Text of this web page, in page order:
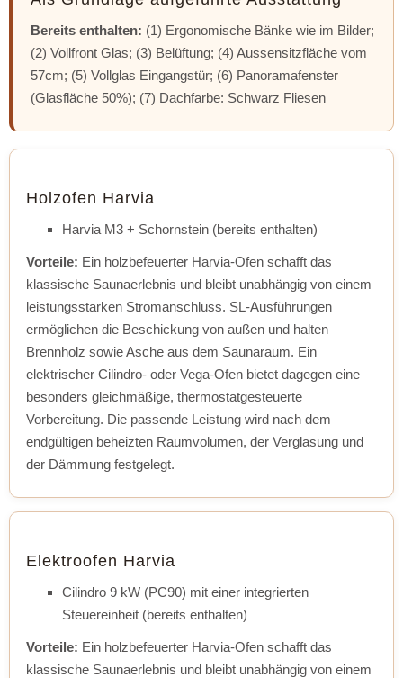
Bereits enthalten: (1) Ergonomische Bänke wie im Bilder;
(2) Vollfront Glas; (3) Belüftung; (4) Aussensitzfläche vom
57cm; (5) Vollglas Eingangstür; (6) Panoramafenster
(Glasfläche 50%); (7) Dachfarbe: Schwarz Fliesen
Holzofen Harvia
Harvia M3 + Schornstein (bereits enthalten)
Vorteile: Ein holzbefeuerter Harvia-Ofen schafft das
klassische Saunaerlebnis und bleibt unabhängig von einem
leistungsstarken Stromanschluss. SL-Ausführungen
ermöglichen die Beschickung von außen und halten
Brennholz sowie Asche aus dem Saunaraum. Ein
elektrischer Cilindro- oder Vega-Ofen bietet dagegen eine
besonders gleichmäßige, thermostatgesteuerte
Vorbereitung. Die passende Leistung wird nach dem
endgültigen beheizten Raumvolumen, der Verglasung und
der Dämmung festgelegt.
Elektroofen Harvia
Cilindro 9 kW (PC90) mit einer integrierten
Steuereinheit (bereits enthalten)
Vorteile: Ein holzbefeuerter Harvia-Ofen schafft das
klassische Saunaerlebnis und bleibt unabhängig von einem